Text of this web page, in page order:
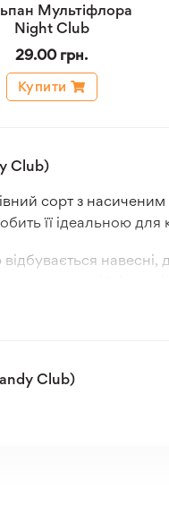
Мультіфлора
Night Club
29.00 грн.
Купити
Club)
сорт з
її ідеальною для
Club)